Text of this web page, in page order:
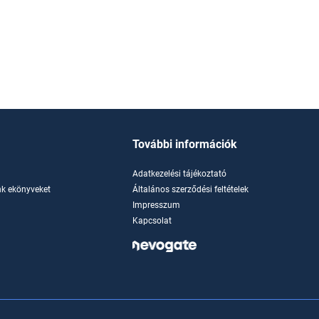
ekönyveket
További információk
Adatkezelési tájékoztató
Általános szerződési feltételek
Impresszum
Kapcsolat